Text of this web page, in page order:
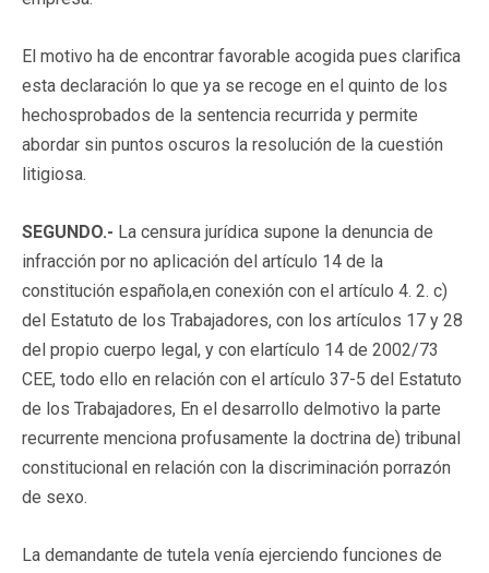
El motivo ha de encontrar favorable acogida pues clarifica
esta declaración lo que ya se recoge en el quinto de los
hechosprobados de la sentencia recurrida y permite
abordar sin puntos oscuros la resolución de la cuestión
litigiosa.
SEGUNDO.- La censura jurídica supone la denuncia de
infracción por no aplicación del artículo 14 de la
constitución española,en conexión con el artículo 4. 2. c)
del Estatuto de los Trabajadores, con los artículos 17 y 28
del propio cuerpo legal, y con elartículo 14 de 2002/73
CEE, todo ello en relación con el artículo 37-5 del Estatuto
de los Trabajadores, En el desarrollo delmotivo la parte
recurrente menciona profusamente la doctrina de) tribunal
constitucional en relación con la discriminación porrazón
de sexo.
La demandante de tutela venía ejerciendo funciones de